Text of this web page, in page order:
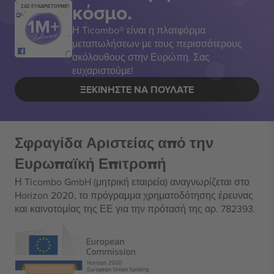
ΣΑΣ ΕΥΧΑΡΙΣΤΟΥΜΕ! κόσμο.
Η Ticombo® είναι η πλατφόρμα
μεταπωλήσεων με τους περισσότερους
ακόλουθους στην Ευρώπη. Σας
ευχαριστούμε!
ΞΕΚΙΝΉΣΤΕ ΝΑ ΠΟΥΛΆΤΕ
Σφραγίδα Αριστείας από την
Ευρωπαϊκή Επιτροπή
Η Ticombo GmbH (μητρική εταιρεία) αναγνωρίζεται στο
Horizon 2020, το πρόγραμμα χρηματοδότησης έρευνας
και καινοτομίας της ΕΕ για την πρότασή της αρ. 782393.